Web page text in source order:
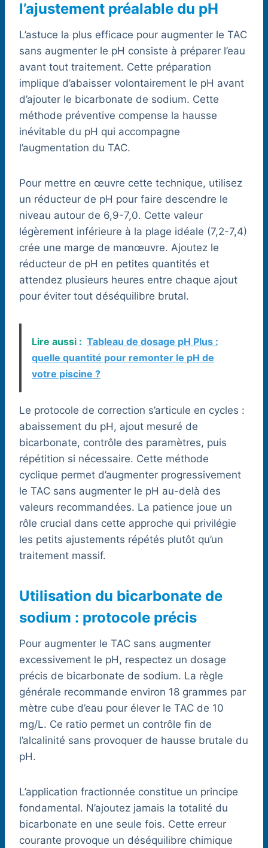
l’ajustement préalable du pH
L’astuce la plus efficace pour augmenter le TAC
sans augmenter le pH consiste à préparer l’eau
avant tout traitement. Cette préparation
implique d’abaisser volontairement le pH avant
d’ajouter le bicarbonate de sodium. Cette
méthode préventive compense la hausse
inévitable du pH qui accompagne
l’augmentation du TAC.
Pour mettre en œuvre cette technique, utilisez
un réducteur de pH pour faire descendre le
niveau autour de 6,9-7,0. Cette valeur
légèrement inférieure à la plage idéale (7,2-7,4)
crée une marge de manœuvre. Ajoutez le
réducteur de pH en petites quantités et
attendez plusieurs heures entre chaque ajout
pour éviter tout déséquilibre brutal.
Lire aussi : Tableau de dosage pH Plus :
quelle quantité pour remonter le pH de
votre piscine ?
Le protocole de correction s’articule en cycles :
abaissement du pH, ajout mesuré de
bicarbonate, contrôle des paramètres, puis
répétition si nécessaire. Cette méthode
cyclique permet d’augmenter progressivement
le TAC sans augmenter le pH au-delà des
valeurs recommandées. La patience joue un
rôle crucial dans cette approche qui privilégie
les petits ajustements répétés plutôt qu’un
traitement massif.
Utilisation du bicarbonate de
sodium : protocole précis
Pour augmenter le TAC sans augmenter
excessivement le pH, respectez un dosage
précis de bicarbonate de sodium. La règle
générale recommande environ 18 grammes par
mètre cube d’eau pour élever le TAC de 10
mg/L. Ce ratio permet un contrôle fin de
l’alcalinité sans provoquer de hausse brutale du
pH.
L’application fractionnée constitue un principe
fondamental. N’ajoutez jamais la totalité du
bicarbonate en une seule fois. Cette erreur
courante provoque un déséquilibre chimique